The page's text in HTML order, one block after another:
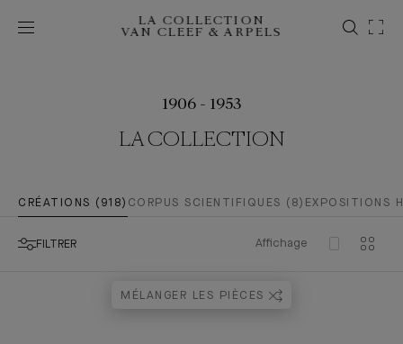
LA COLLECTION
VAN CLEEF & ARPELS
1906 - 1953
LA COLLECTION
CRÉATIONS (918) CORPUS SCIENTIFIQUES (8) EXPOSITIONS
FILTRER Affichage
MÉLANGER LES PIÈCES